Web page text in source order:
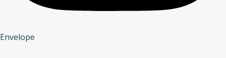
Envelope